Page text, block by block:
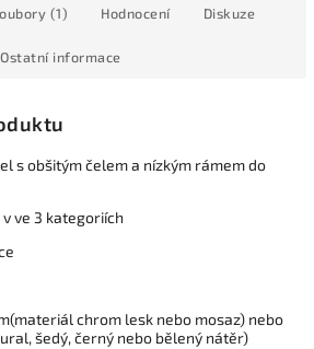
(1) Hodnocení Diskuze
Ostatní informace
s obšitým čelem a nízkým rámem do
ve 3 kategoriích
chrom lesk nebo mosaz) nebo
šedý, černý nebo bělený nátěr)